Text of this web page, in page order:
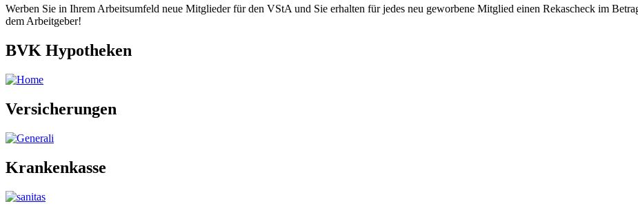
Werben Sie in Ihrem Arbeitsumfeld neue Mitglieder für den VStA und Sie erhalten für jedes neu geworbene Mitglied einen Rekascheck im
dem Arbeitgeber!
BVK Hypotheken
Versicherungen
Krankenkasse